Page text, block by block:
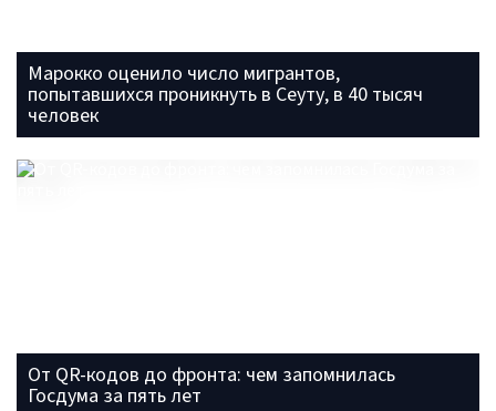
Марокко оценило число мигрантов,
попытавшихся проникнуть в Сеуту, в 40 тысяч
человек
От QR-кодов до фронта: чем запомнилась
Госдума за пять лет